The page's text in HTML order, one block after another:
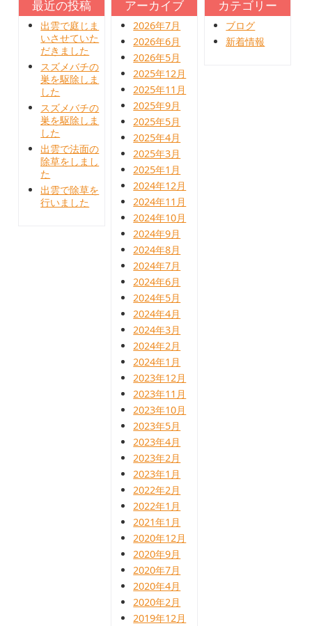
最近の投稿
出雲で庭じま
いさせていた
だきました
スズメバチの
巣を駆除しま
した
スズメバチの
巣を駆除しま
した
出雲で法面の
除草をしまし
た
出雲で除草を
行いました
アーカイブ
2026年7月
2026年6月
2026年5月
2025年12月
2025年11月
2025年9月
2025年5月
2025年4月
2025年3月
2025年1月
2024年12月
2024年11月
2024年10月
2024年9月
2024年8月
2024年7月
2024年6月
2024年5月
2024年4月
2024年3月
2024年2月
2024年1月
2023年12月
2023年11月
2023年10月
2023年5月
2023年4月
2023年2月
2023年1月
2022年2月
2022年1月
2021年1月
2020年12月
2020年9月
2020年7月
2020年4月
2020年2月
2019年12月
カテゴリー
ブログ
新着情報